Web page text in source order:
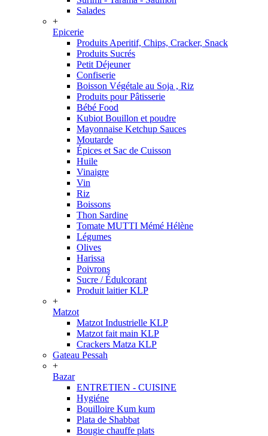
Salades
+
Epicerie
Produits Aperitif, Chips, Cracker, Snack
Produits Sucrés
Petit Déjeuner
Confiserie
Boisson Végétale au Soja , Riz
Produits pour Pâtisserie
Bébé Food
Kubiot Bouillon et poudre
Mayonnaise Ketchup Sauces
Moutarde
Épices et Sac de Cuisson
Huile
Vinaigre
Vin
Riz
Boissons
Thon Sardine
Tomate MUTTI Mémé Hélène
Légumes
Olives
Harissa
Poivrons
Sucre / Édulcorant
Produit laitier KLP
+
Matzot
Matzot Industrielle KLP
Matzot fait main KLP
Crackers Matza KLP
Gateau Pessah
+
Bazar
ENTRETIEN - CUISINE
Hygiéne
Bouilloire Kum kum
Plata de Shabbat
Bougie chauffe plats